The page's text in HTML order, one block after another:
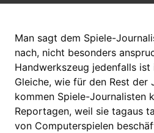
Man sagt dem Spiele-
nach, nicht besonders
Handwerkszeug jedenfalls ist
Gleiche, wie für den Rest der
kommen Spiele-Journalisten
Reportagen, weil sie tagaus
von Computerspielen